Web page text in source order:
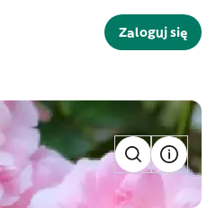
Zaloguj się